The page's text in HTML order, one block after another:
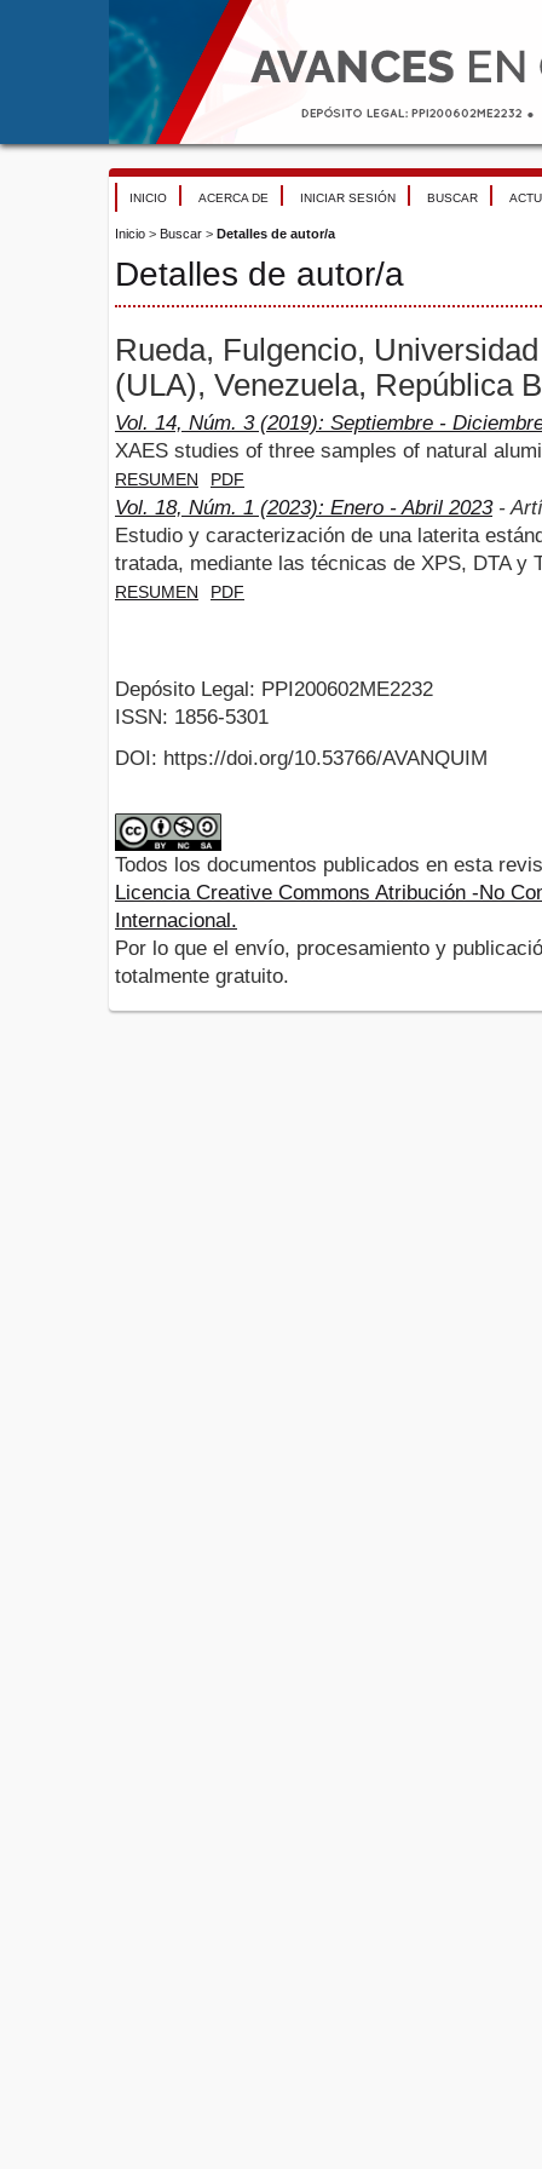
INICIO ACERCA DE INICIAR SESIÓN BUSCAR
Inicio > Buscar > Detalles de autor/a
Detalles de autor/a
Rueda, Fulgencio,
(ULA), Venezuela, República
Vol. 14, Núm. 3 (2019): Septiembre -
XAES studies of three samples of natural
RESUMEN PDF
Vol. 18, Núm. 1 (2023): Enero - Abril 2023-
Estudio y caracterización de una laterita
tratada, mediante las técnicas de XPS, DTA y
RESUMEN PDF
Depósito Legal: PPI200602ME2232
ISSN: 1856-5301
DOI: https://doi.org/10.53766/AVANQUIM
Todos los documentos publicados en esta
Licencia Creative Commons Atribución -No
Internacional.
Por lo que el envío, procesamiento y
totalmente gratuito.